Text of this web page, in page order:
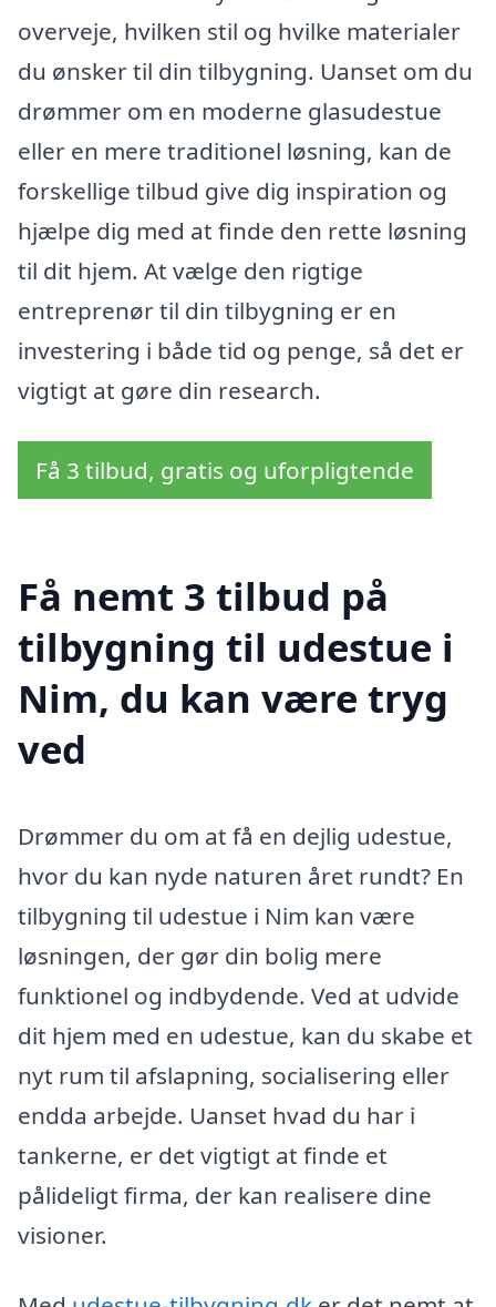
overveje, hvilken stil og hvilke materialer
du ønsker til din tilbygning. Uanset om du
drømmer om en moderne glasudestue
eller en mere traditionel løsning, kan de
forskellige tilbud give dig inspiration og
hjælpe dig med at finde den rette løsning
til dit hjem. At vælge den rigtige
entreprenør til din tilbygning er en
investering i både tid og penge, så det er
vigtigt at gøre din research.
Få 3 tilbud, gratis og uforpligtende
Få nemt 3 tilbud på
tilbygning til udestue i
Nim, du kan være tryg
ved
Drømmer du om at få en dejlig udestue,
hvor du kan nyde naturen året rundt? En
tilbygning til udestue i Nim kan være
løsningen, der gør din bolig mere
funktionel og indbydende. Ved at udvide
dit hjem med en udestue, kan du skabe et
nyt rum til afslapning, socialisering eller
endda arbejde. Uanset hvad du har i
tankerne, er det vigtigt at finde et
pålideligt firma, der kan realisere dine
visioner.